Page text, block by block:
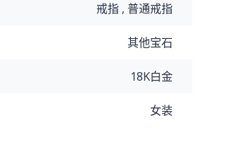
戒指 , 普通戒指
其他宝石
18K白金
女装